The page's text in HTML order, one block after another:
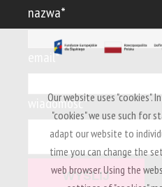
nazwa*
email*
wiadomość*
Our website uses "cookies".
"cookies" we use such for
adapt our website to
time you can change the
web browser. Using the